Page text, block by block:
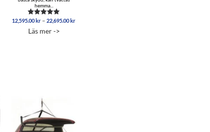
hemma...
Betygsatt
av 5
12,595.00kr – 22,695.00krPrisintervall:
Läs mer ->